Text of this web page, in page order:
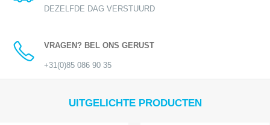
DEZELFDE DAG VERSTUURD
VRAGEN? BEL ONS GERUST
+31(0)85 086 90 35
UITGELICHTE PRODUCTEN